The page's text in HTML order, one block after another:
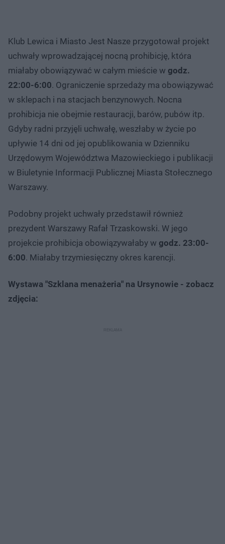
Klub Lewica i Miasto Jest Nasze przygotował projekt
uchwały wprowadzającej nocną prohibicję, która
miałaby obowiązywać w całym mieście w godz.
22:00-6:00. Ograniczenie sprzedaży ma obowiązywać
w sklepach i na stacjach benzynowych. Nocna
prohibicja nie obejmie restauracji, barów, pubów itp.
Gdyby radni przyjęli uchwałę, weszłaby w życie po
upływie 14 dni od jej opublikowania w Dzienniku
Urzędowym Województwa Mazowieckiego i publikacji
w Biuletynie Informacji Publicznej Miasta Stołecznego
Warszawy.
Podobny projekt uchwały przedstawił również
prezydent Warszawy Rafał Trzaskowski. W jego
projekcie prohibicja obowiązywałaby w godz. 23:00-
6:00. Miałaby trzymiesięczny okres karencji.
Wystawa "Szklana menażeria" na Ursynowie - zobacz
zdjęcia: